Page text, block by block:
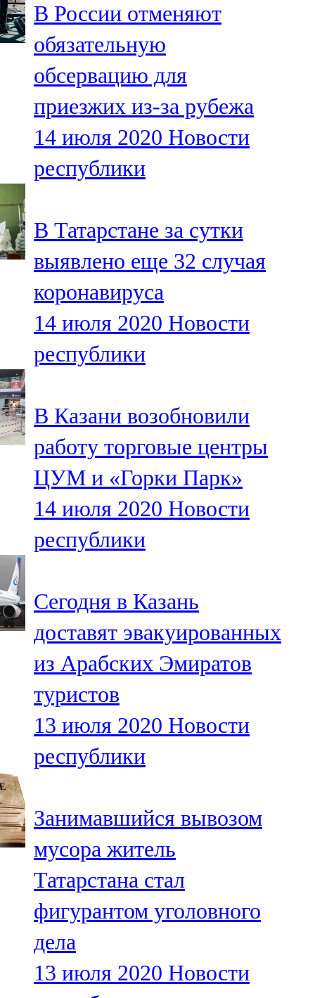
102,1 FM
Мамадыш
106,2 FM
Минзәлә
107,3 FM
Мөслим
Нурлат
104,7 FM
Олы Әтнә
71,42 FM
Сарман
Теләче
106,1 FM
Түбән Кама
102,6 FM
Чирмешән
Чистай
103,0 FM
Чүпрәле
91,0 FM
Шәмәрдән
102,3 FM
107,0 FM
Яр Чаллы
105,5 FM
В России отменяют
обязательную
обсервацию для
приезжих из-за рубежа
14 июля 2020 Новости
республики
В Татарстане за сутки
выявлено еще 32 случая
коронавируса
14 июля 2020 Новости
республики
В Казани возобновили
работу торговые центры
ЦУМ и «Горки Парк»
14 июля 2020 Новости
республики
Сегодня в Казань
доставят эвакуированных
из Арабских Эмиратов
туристов
13 июля 2020 Новости
республики
Занимавшийся вывозом
мусора житель
Татарстана стал
фигурантом уголовного
дела
13 июля 2020 Новости